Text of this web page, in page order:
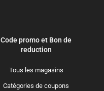
Code promo et Bon de
reduction
Tous les magasins
Catégories de coupons